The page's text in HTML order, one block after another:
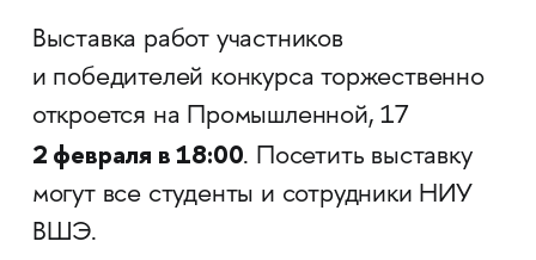
Выставка работ участников
и победителей конкурса торжественно
откроется на Промышленной, 17
2 февраля в 18:00. Посетить выставку
могут все студенты и сотрудники НИУ
ВШЭ.